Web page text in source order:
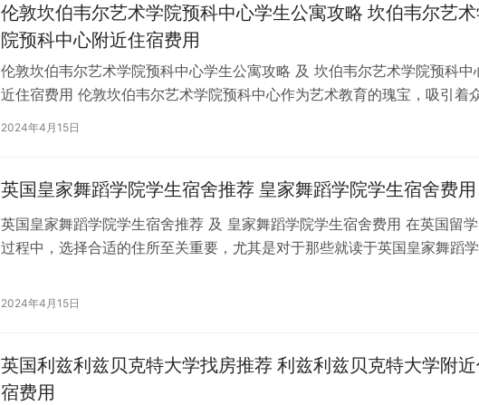
伦敦坎伯韦尔艺术学院预科中心学生公寓攻略 坎伯韦尔艺
院预科中心附近住宿费用
伦敦坎伯韦尔艺术学院预科中心学生公寓攻略 及 坎伯韦尔艺术学院预科中
近住宿费用 伦敦坎伯韦尔艺术学院预科中心作为艺术教育的瑰宝，吸引着
2024年4月15日
英国皇家舞蹈学院学生宿舍推荐 皇家舞蹈学院学生宿舍费用
英国皇家舞蹈学院学生宿舍推荐 及 皇家舞蹈学院学生宿舍费用 在英国留
过程中，选择合适的住所至关重要，尤其是对于那些就读于英国皇家舞蹈学
2024年4月15日
英国利兹利兹贝克特大学找房推荐 利兹利兹贝克特大学附
宿费用